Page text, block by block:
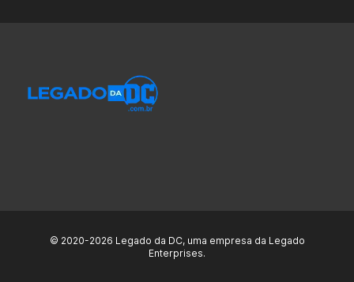
© 2020-2026 Legado da DC, uma empresa da Legado
Enterprises.